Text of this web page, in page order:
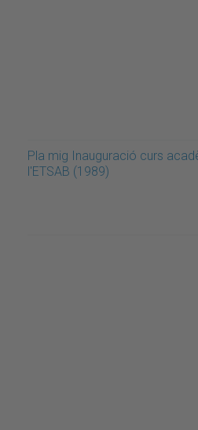
Pla mig Inauguració curs
l'ETSAB (1989)